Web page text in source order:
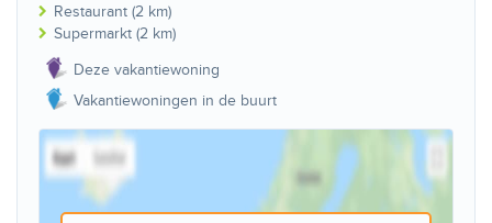
Restaurant (2 km)
Supermarkt (2 km)
Deze vakantiewoning
Vakantiewoningen in de buurt